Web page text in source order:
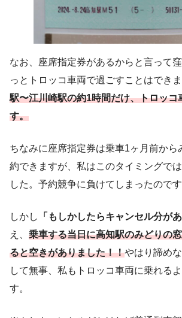
なお、座席指定券があるからと言って
っとトロッコ車両で過ごすことはできま
駅〜江川崎駅の約1時間だけ、トロッコ
す。
ちなみに座席指定券は乗車1ヶ月前から
約できますが、私はこのタイミングで
した。予約競争に負けてしまったのです
しかし 「もしかしたらキャンセル分が
え、 乗車する当日に高知駅のみどりの
ると空きがありました！！やはり諦め
して無事、私もトロッコ車両に乗れる
す。